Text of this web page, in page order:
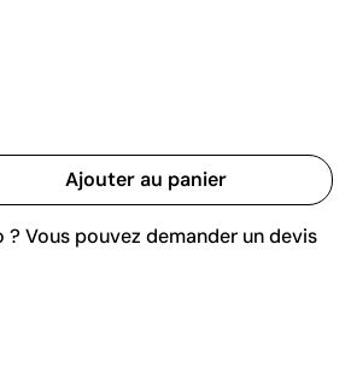
Ajouter au panier
Vous pouvez demander un devis